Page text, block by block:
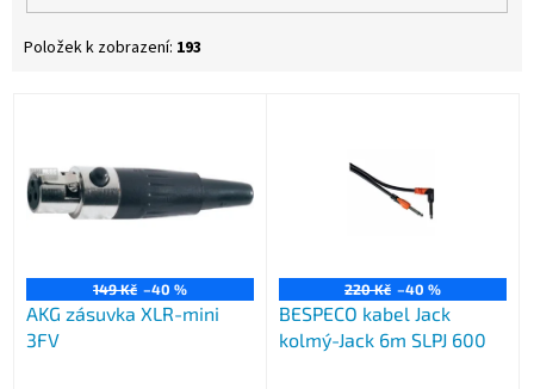
Položek k zobrazení: 193
149 Kč –40 %
AKG zásuvka XLR-mini
3FV
220 Kč –40 %
BESPECO kabel Jack
kolmý-Jack 6m SLPJ 600